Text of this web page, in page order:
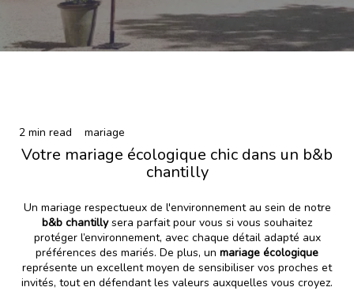
2 min read mariage
Votre mariage écologique chic dans un b&b
chantilly
Un mariage respectueux de l'environnement au sein de notre
b&b chantillysera parfait pour vous si vous souhaitez
protéger l’environnement, avec chaque détail adapté aux
préférences des mariés. De plus, un mariage écologique
représente un excellent moyen de sensibiliser vos proches et
invités, tout en défendant les valeurs auxquelles vous croyez.